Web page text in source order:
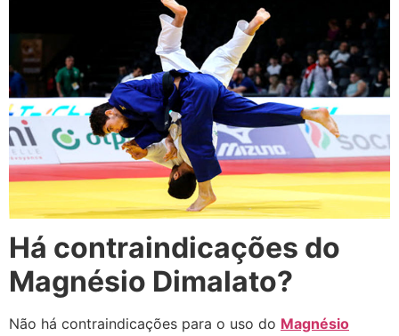
Há contraindicações do
Magnésio Dimalato?
Não há contraindicações para o uso do Magnésio